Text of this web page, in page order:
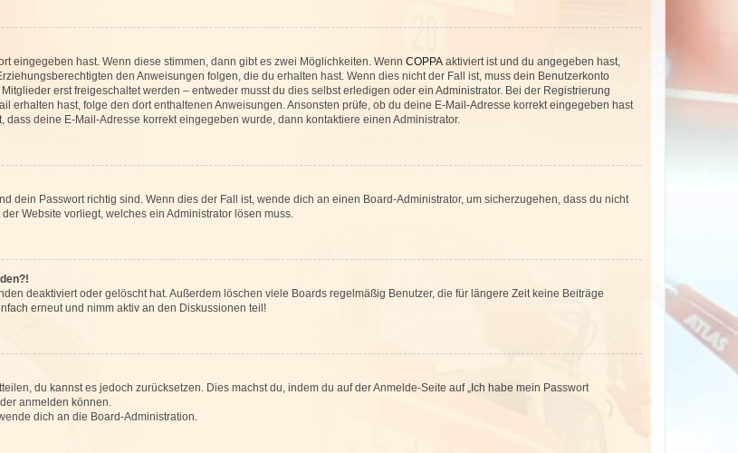
eingegeben hast. Wenn diese stimmen, dann gibt es zwei Möglichkeiten. Wenn COPPA aktiviert ist und du angegeben hast,
den Anweisungen folgen, die du erhalten hast. Wenn dies nicht der Fall ist, muss dein Benutzerkonto
erst freigeschaltet werden – entweder musst du dies selbst erledigen oder ein Administrator. Bei der Registrierung
erhalten hast, folge den dort enthaltenen Anweisungen. Ansonsten prüfe, ob du deine E-Mail-Adresse korrekt eingegeben hast
deine E-Mail-Adresse korrekt eingegeben wurde, dann kontaktiere einen Administrator.
dein Passwort richtig sind. Wenn dies der Fall ist, wende dich an einen Board-Administrator, um sicherzugehen, dass du nicht
Website vorliegt, welches ein Administrator lösen muss.
deaktiviert oder gelöscht hat. Außerdem löschen viele Boards regelmäßig Benutzer, die für längere Zeit keine Beiträge
erneut und nimm aktiv an den Diskussionen teil!
du kannst es jedoch zurücksetzen. Dies machst du, indem du auf der Anmelde-Seite auf „Ich habe mein Passwort
anmelden können.
dich an die Board-Administration.